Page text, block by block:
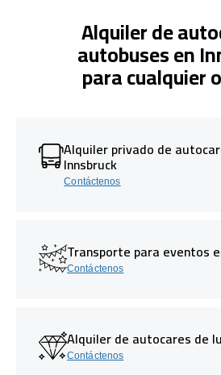
Alquiler de
autobuses en
para cualquier
Alquiler privado de
Innsbruck
Contáctenos
Transporte para eventos
Contáctenos
Alquiler de autocares de
Contáctenos